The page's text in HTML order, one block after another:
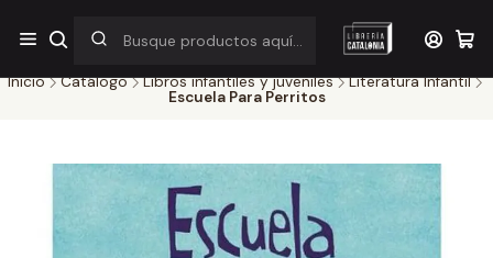
¡Por pocos días! Despacho a $1.000 en RM por compras sobre
$38.000
Inicio Catálogo Libros infantiles y juveniles
Literatura Infantil
Escuela Para Perritos